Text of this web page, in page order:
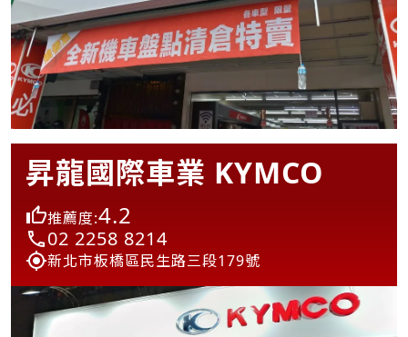
昇龍國際車業 KYMCO
推薦度:4.2
02 2258 8214
新北市板橋區民生路三段179號